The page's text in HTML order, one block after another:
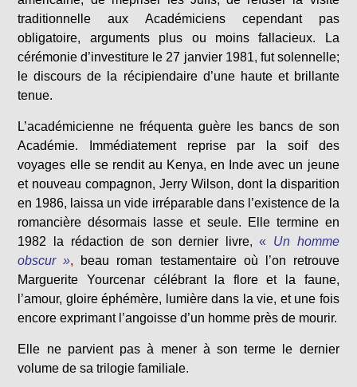
traditionnelle aux Académiciens cependant pas
obligatoire, arguments plus ou moins fallacieux. La
cérémonie d’investiture le 27 janvier 1981, fut solennelle;
le discours de la récipiendaire d’une haute et brillante
tenue.
L’académicienne ne fréquenta guère les bancs de son
Académie. Immédiatement reprise par la soif des
voyages elle se rendit au Kenya, en Inde avec un jeune
et nouveau compagnon, Jerry Wilson, dont la disparition
en 1986, laissa un vide irréparable dans l’existence de la
romancière désormais lasse et seule. Elle termine en
1982 la rédaction de son dernier livre, « Un homme
obscur », beau roman testamentaire où l’on retrouve
Marguerite Yourcenar célébrant la flore et la faune,
l’amour, gloire éphémère, lumière dans la vie, et une fois
encore exprimant l’angoisse d’un homme près de mourir.
Elle ne parvient pas à mener à son terme le dernier
volume de sa trilogie familiale.